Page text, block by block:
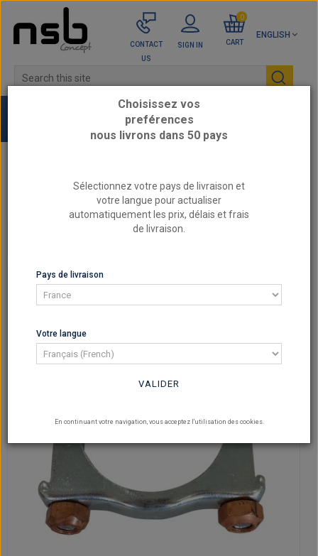
ENGLISH
CONTACT
US
SIGN IN CART
0
U-shaped exhaust clamp for 55mm diameter
tubing
Choisissez vos
preférences
nous livrons dans 50 pays
Sélectionnez votre pays de livraison et
votre langue pour actualiser
automatiquement les prix, délais et frais
de livraison.
Pays de livraison
Votre langue
VALIDER
En continuant votre navigation, vous acceptez l'utilisation des cookies.